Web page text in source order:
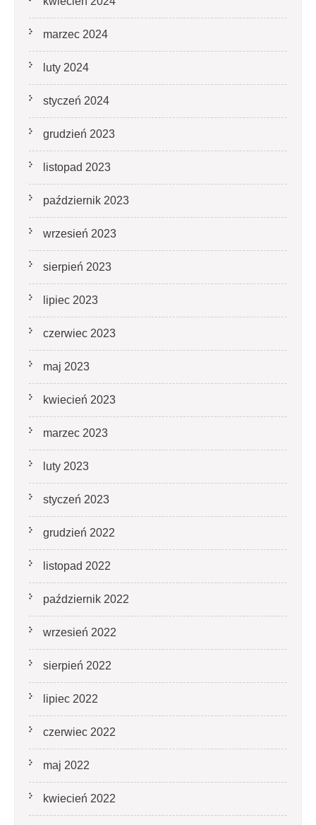
marzec 2024
luty 2024
styczeń 2024
grudzień 2023
listopad 2023
październik 2023
wrzesień 2023
sierpień 2023
lipiec 2023
czerwiec 2023
maj 2023
kwiecień 2023
marzec 2023
luty 2023
styczeń 2023
grudzień 2022
listopad 2022
październik 2022
wrzesień 2022
sierpień 2022
lipiec 2022
czerwiec 2022
maj 2022
kwiecień 2022